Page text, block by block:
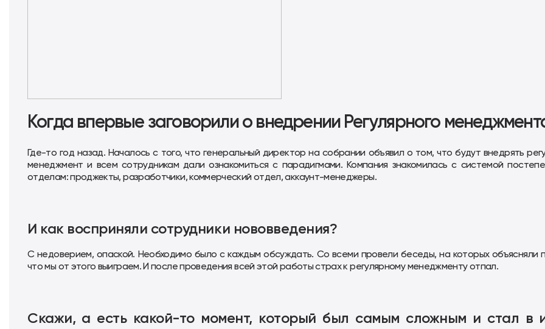
Когда впервые заговорили о внедрении Регулярного
Где-то год назад. Началось с того, что генеральный директор на собрании объявил о том, что будут внедрять
менеджмент и всем сотрудникам дали ознакомиться с парадигмами. Компания знакомилась с системой
отделам: проджекты, разработчики, коммерческий отдел, аккаунт-менеджеры.
И как восприняли сотрудники нововведения?
С недоверием, опаской. Необходимо было с каждым обсуждать. Со всеми провели беседы, на которых объясняли
что мы от этого выиграем. И после проведения всей этой работы страх к регулярному менеджменту отпал.
Скажи, а есть какой-то момент, который был самым сложным и стал в